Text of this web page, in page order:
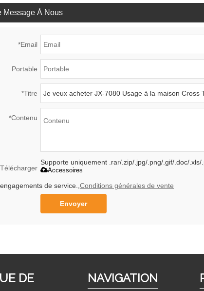
Message À Nous
*Email
Portable
*Titre
*Contenu
Télécharger
Supporte uniquement .rar/.zip/.jpg/.png/.gif/.doc/.xls/
Accessoires
de service., Conditions générales de vente
Envoyer
DE
NAVIGATION